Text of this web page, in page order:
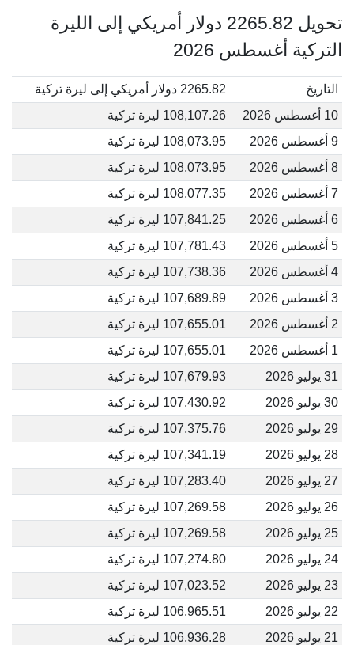
تحويل 2265.82 دولار أمريكي إلى الليرة
التركية أغسطس 2026
التاريخ
2265.82 دولار أمريكي إلى ليرة تركية
10 أغسطس 2026
108,107.26 ليرة تركية
9 أغسطس 2026
108,073.95 ليرة تركية
8 أغسطس 2026
108,073.95 ليرة تركية
7 أغسطس 2026
108,077.35 ليرة تركية
6 أغسطس 2026
107,841.25 ليرة تركية
5 أغسطس 2026
107,781.43 ليرة تركية
4 أغسطس 2026
107,738.36 ليرة تركية
3 أغسطس 2026
107,689.89 ليرة تركية
2 أغسطس 2026
107,655.01 ليرة تركية
1 أغسطس 2026
107,655.01 ليرة تركية
31 يوليو 2026
107,679.93 ليرة تركية
30 يوليو 2026
107,430.92 ليرة تركية
29 يوليو 2026
107,375.76 ليرة تركية
28 يوليو 2026
107,341.19 ليرة تركية
27 يوليو 2026
107,283.40 ليرة تركية
26 يوليو 2026
107,269.58 ليرة تركية
25 يوليو 2026
107,269.58 ليرة تركية
24 يوليو 2026
107,274.80 ليرة تركية
23 يوليو 2026
107,023.52 ليرة تركية
22 يوليو 2026
106,965.51 ليرة تركية
21 يوليو 2026
106,936.28 ليرة تركية